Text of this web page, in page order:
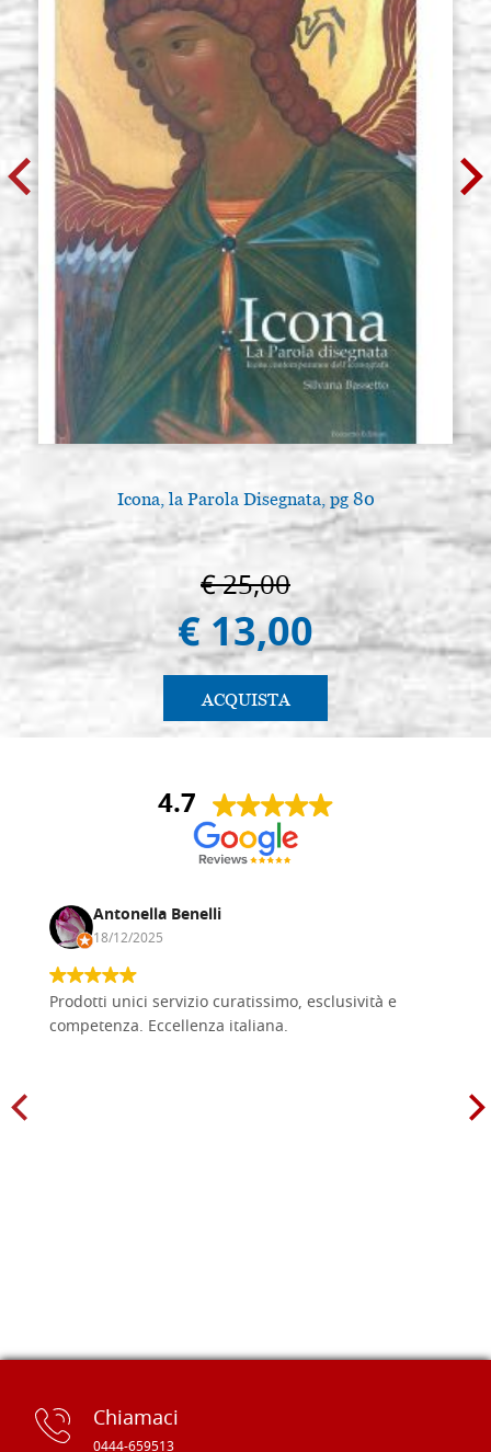
Icona, la Parola Disegnata, pg 80
€ 25,00
€ 13,00
ACQUISTA
4.7
Antonella Benelli
18/12/2025
Prodotti unici servizio curatissimo, esclusività e
competenza. Eccellenza italiana.
Chiamaci
0444-659513